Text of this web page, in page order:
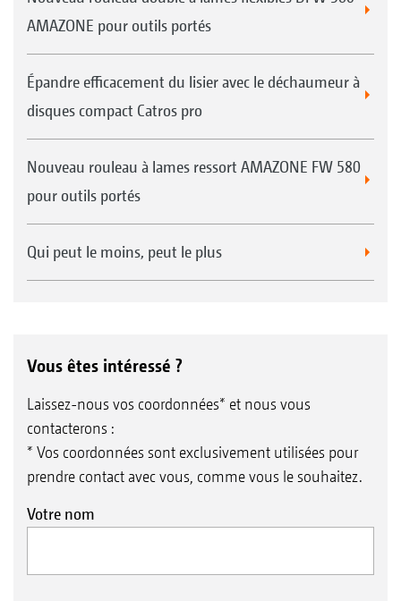
AMAZONE pour outils portés
Épandre efficacement du lisier avec le déchaumeur à
disques compact Catros pro
Nouveau rouleau à lames ressort AMAZONE FW 580
pour outils portés
Qui peut le moins, peut le plus
Vous êtes intéressé ?
Laissez-nous vos coordonnées* et nous vous
contacterons :
* Vos coordonnées sont exclusivement utilisées pour
prendre contact avec vous, comme vous le souhaitez.
Votre nom